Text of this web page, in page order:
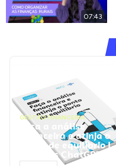
07:43
GESTÃO FINANCEIRA
Faça a análise
financeira e atinja o
ponto de equilíbrio |
Prompts ChatGPT